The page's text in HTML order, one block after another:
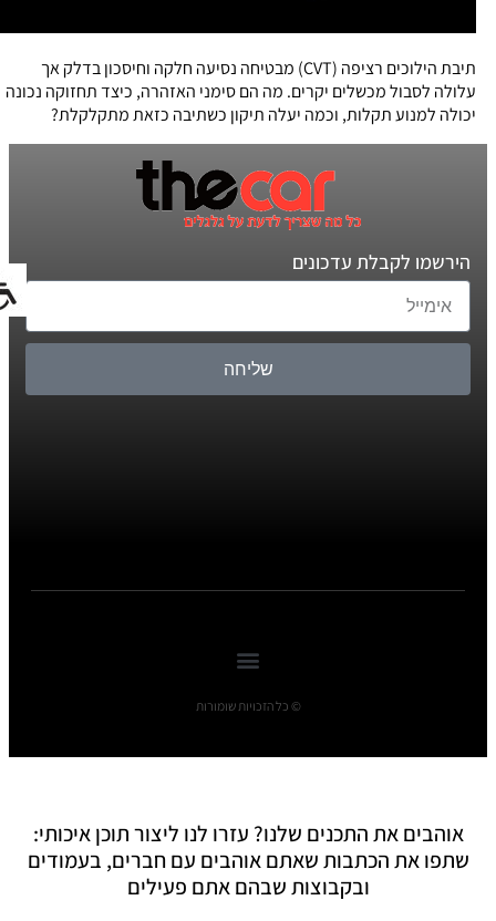
תיבת הילוכים רציפה (CVT) מבטיחה נסיעה חלקה וחיסכון בדלק אך
עלולה לסבול מכשלים יקרים. מה הם סימני האזהרה, כיצד תחזוקה נכונה
יכולה למנוע תקלות, וכמה יעלה תיקון כשתיבה כזאת מתקלקלת?
הירשמו לקבלת עדכונים
שליחה
© כל הזכויות שומורות
אוהבים את התכנים שלנו? עזרו לנו ליצור תוכן איכותי:
שתפו את הכתבות שאתם אוהבים עם חברים, בעמודים
ובקבוצות שבהם אתם פעילים